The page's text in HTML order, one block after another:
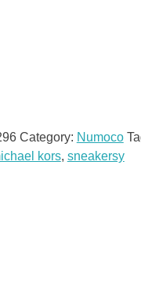
Category: Numoco
kors, sneakersy